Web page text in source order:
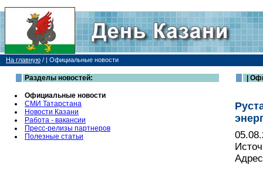
На главную / | Официальные новости
Разделы новостей:
Официальные новости
СМИ Татарстана
Новости Казани
Работа - вакансии
Пресс-релизы партнеров
Полезные статьи
|